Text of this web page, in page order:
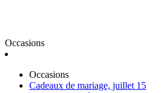
Occasions
Occasions
Cadeaux de mariage, juillet 15